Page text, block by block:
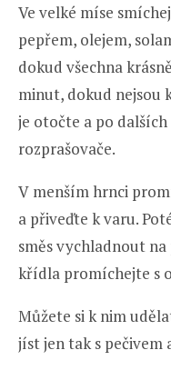
Ve velké míse
pepřem, olejem,
dokud všechna
minut, dokud nejsou
je otočte a po
rozprašovače.
V menším hrnci
a přiveďte k varu.
směs vychladnout
křídla promíchejte s
Můžete si k nim
jíst jen tak s pečivem